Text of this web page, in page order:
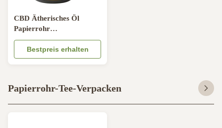
CBD Ätherisches Öl
Papierrohr
Goldstempeldruck
Kartonzylinder
Bestpreis erhalten
Papierrohr-Tee-Verpacken